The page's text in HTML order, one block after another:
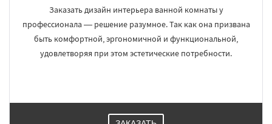
Заказать дизайн интерьера ванной комнаты у
профессионала — решение разумное. Так как она призвана
быть комфортной, эргономичной и функциональной,
удовлетворяя при этом эстетические потребности.